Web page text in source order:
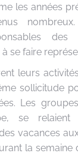
les années
des
se faire
leurs
sollicitude
Les
se
vacances
la semaine